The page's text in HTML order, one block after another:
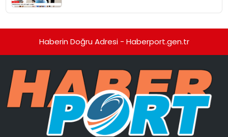
Haberin Doğru Adresi - Haberport.gen.tr